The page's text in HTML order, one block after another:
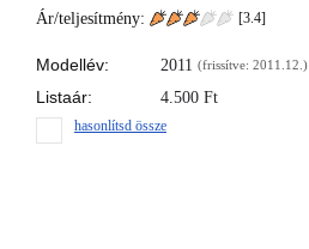
Ár/teljesítmény: [3.4]
Modellév: 2011 (frissítve: 2011.12.)
Listaár: 4.500 Ft
hasonlítsd össze